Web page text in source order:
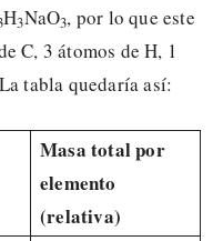
H3NaO3, por lo que este
C, 3 átomos de H, 1
tabla quedaría así:
Masa total por
elemento
(relativa)